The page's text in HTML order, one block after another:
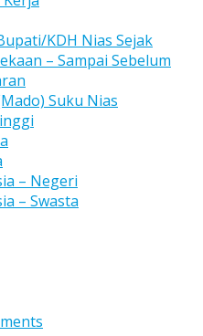
KDH Nias Sejak
– Sampai Sebelum
Suku Nias
– Negeri
– Swasta